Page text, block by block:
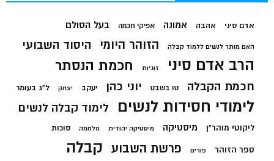
אדם סיני אהבה אמונה אפיקי חכמה בעל הסולם
האם מותר לנשים ללמוד קבלה הזוהר היומי היסוד השבועי
הרב אדם סיני זוגיות חכמת הנסתר
חכמת הקבלה טו בשבט יוני כהן יעקב יצחק ל"ג בעומר
לימודי חסידות לנשים לימוד קבלה לנשים
ליקוטי מוהר"ן מיסטיקה מיסטיקה יהודית מלחמה סוכות
ספר הזוהר פורים פרשת השבוע קבלה